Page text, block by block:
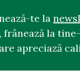
te la
la
apreciază